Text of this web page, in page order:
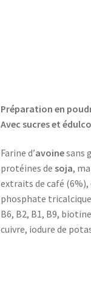
Préparation en
Avec sucres et
Farine d’avoinesans
protéines de soja,
extraits de café
phosphate
B6, B2, B1, B9,
cuivre, iodure de